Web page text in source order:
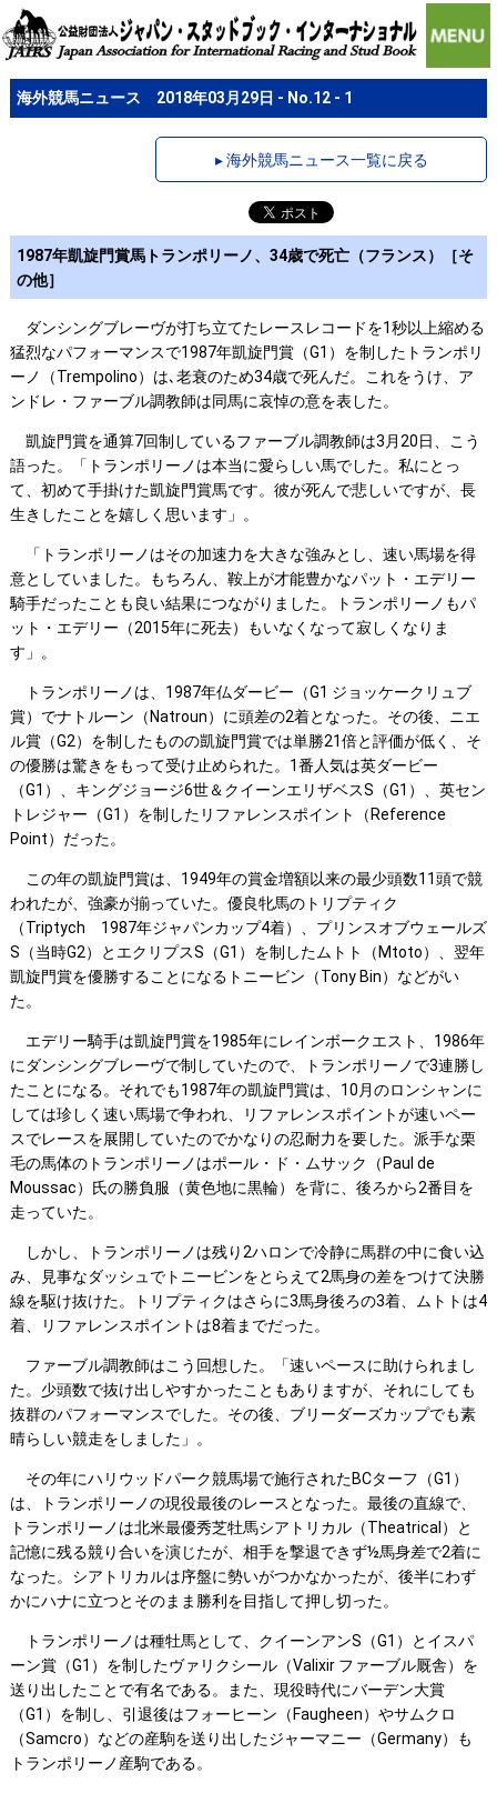
海外競馬ニュース 2018年03月29日 - No.12 - 1
▸ 海外競馬ニュース一覧に戻る
1987年凱旋門賞馬トランポリーノ、34歳で死亡（フランス）［そ
の他］
ダンシングブレーヴが打ち立てたレースレコードを1秒以上縮める
猛烈なパフォーマンスで1987年凱旋門賞（G1）を制したトランポリ
ーノ（Trempolino）は､老衰のため34歳で死んだ。これをうけ、ア
ンドレ・ファーブル調教師は同馬に哀悼の意を表した。
凱旋門賞を通算7回制しているファーブル調教師は3月20日、こう
語った。「トランポリーノは本当に愛らしい馬でした。私にとっ
て、初めて手掛けた凱旋門賞馬です。彼が死んで悲しいですが、長
生きしたことを嬉しく思います」。
「トランポリーノはその加速力を大きな強みとし、速い馬場を得
意としていました。もちろん、鞍上が才能豊かなパット・エデリー
騎手だったことも良い結果につながりました。トランポリーノもパ
ット・エデリー（2015年に死去）もいなくなって寂しくなりま
す」。
トランポリーノは、1987年仏ダービー（G1 ジョッケークリュブ
賞）でナトルーン（Natroun）に頭差の2着となった。その後、ニエ
ル賞（G2）を制したものの凱旋門賞では単勝21倍と評価が低く、そ
の優勝は驚きをもって受け止められた。1番人気は英ダービー
（G1）、キングジョージ6世＆クイーンエリザベスS（G1）、英セン
トレジャー（G1）を制したリファレンスポイント（Reference
Point）だった。
この年の凱旋門賞は、1949年の賞金増額以来の最少頭数11頭で競
われたが、強豪が揃っていた。優良牝馬のトリプティク
（Triptych 1987年ジャパンカップ4着）、プリンスオブウェールズ
S（当時G2）とエクリプスS（G1）を制したムトト（Mtoto）、翌年
凱旋門賞を優勝することになるトニービン（Tony Bin）などがい
た。
エデリー騎手は凱旋門賞を1985年にレインボークエスト、1986年
にダンシングブレーヴで制していたので、トランポリーノで3連勝し
たことになる。それでも1987年の凱旋門賞は、10月のロンシャンに
しては珍しく速い馬場で争われ、リファレンスポイントが速いペー
スでレースを展開していたのでかなりの忍耐力を要した。派手な栗
毛の馬体のトランポリーノはポール・ド・ムサック（Paul de
Moussac）氏の勝負服（黄色地に黒輪）を背に、後ろから2番目を
走っていた。
しかし、トランポリーノは残り2ハロンで冷静に馬群の中に食い込
み、見事なダッシュでトニービンをとらえて2馬身の差をつけて決勝
線を駆け抜けた。トリプティクはさらに3馬身後ろの3着、ムトトは4
着、リファレンスポイントは8着までだった。
ファーブル調教師はこう回想した。「速いペースに助けられまし
た。少頭数で抜け出しやすかったこともありますが、それにしても
抜群のパフォーマンスでした。その後、ブリーダーズカップでも素
晴らしい競走をしました」。
その年にハリウッドパーク競馬場で施行されたBCターフ（G1）
は、トランポリーノの現役最後のレースとなった。最後の直線で、
トランポリーノは北米最優秀芝牡馬シアトリカル（Theatrical）と
記憶に残る競り合いを演じたが、相手を撃退できず½馬身差で2着に
なった。シアトリカルは序盤に勢いがつかなかったが、後半にわず
かにハナに立つとそのまま勝利を目指して押し切った。
トランポリーノは種牡馬として、クイーンアンS（G1）とイスパ
ーン賞（G1）を制したヴァリクシール（Valixir ファーブル厩舎）を
送り出したことで有名である。また、現役時代にバーデン大賞
（G1）を制し、引退後はフォーヒーン（Faugheen）やサムクロ
（Samcro）などの産駒を送り出したジャーマニー（Germany）も
トランポリーノ産駒である。